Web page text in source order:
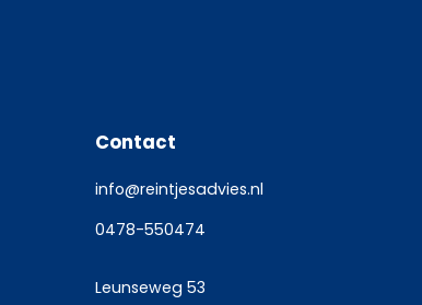
Contact
info@reintjesadvies.nl
0478-550474
Leunseweg 53